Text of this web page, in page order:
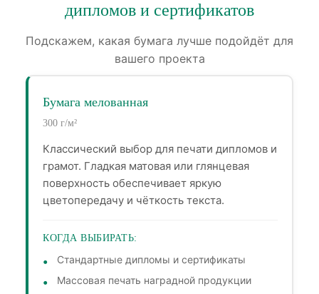
дипломов и сертификатов
Подскажем, какая бумага лучше подойдёт для
вашего проекта
Бумага мелованная
300 г/м²
Классический выбор для печати дипломов и
грамот. Гладкая матовая или глянцевая
поверхность обеспечивает яркую
цветопередачу и чёткость текста.
КОГДА ВЫБИРАТЬ:
Стандартные дипломы и сертификаты
Массовая печать наградной продукции